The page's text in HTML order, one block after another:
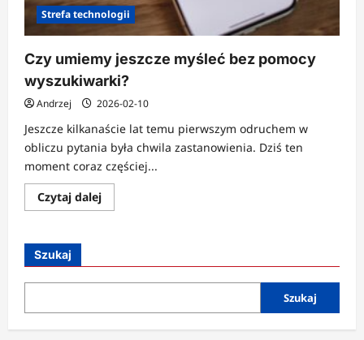
Strefa technologii
Czy umiemy jeszcze myśleć bez pomocy
wyszukiwarki?
Andrzej 2026-02-10
Jeszcze kilkanaście lat temu pierwszym odruchem w
obliczu pytania była chwila zastanowienia. Dziś ten
moment coraz częściej...
Czytaj dalejDowiedz
się
jeszcze
bez
wyszukiwarki?
Szukaj
Szukaj